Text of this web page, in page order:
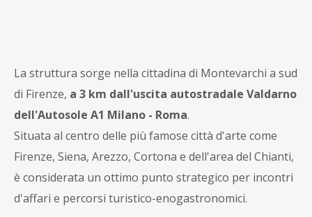
La struttura sorge nella cittadina di Montevarchi a sud
di Firenze, a 3 km dall'uscita autostradale Valdarno
dell'Autosole A1 Milano - Roma.
Situata al centro delle più famose città d'arte come
Firenze, Siena, Arezzo, Cortona e dell'area del Chianti,
è considerata un ottimo punto strategico per incontri
d'affari e percorsi turistico-enogastronomici.